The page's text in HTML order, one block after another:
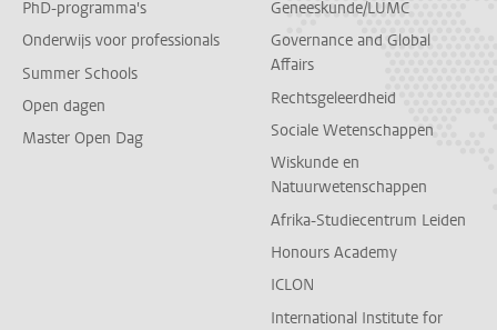
PhD-programma's
Onderwijs voor professionals
Summer Schools
Open dagen
Master Open Dag
Geneeskunde/LUMC
Governance and Global
Affairs
Rechtsgeleerdheid
Sociale Wetenschappen
Wiskunde en
Natuurwetenschappen
Afrika-Studiecentrum Leiden
Honours Academy
ICLON
International Institute for